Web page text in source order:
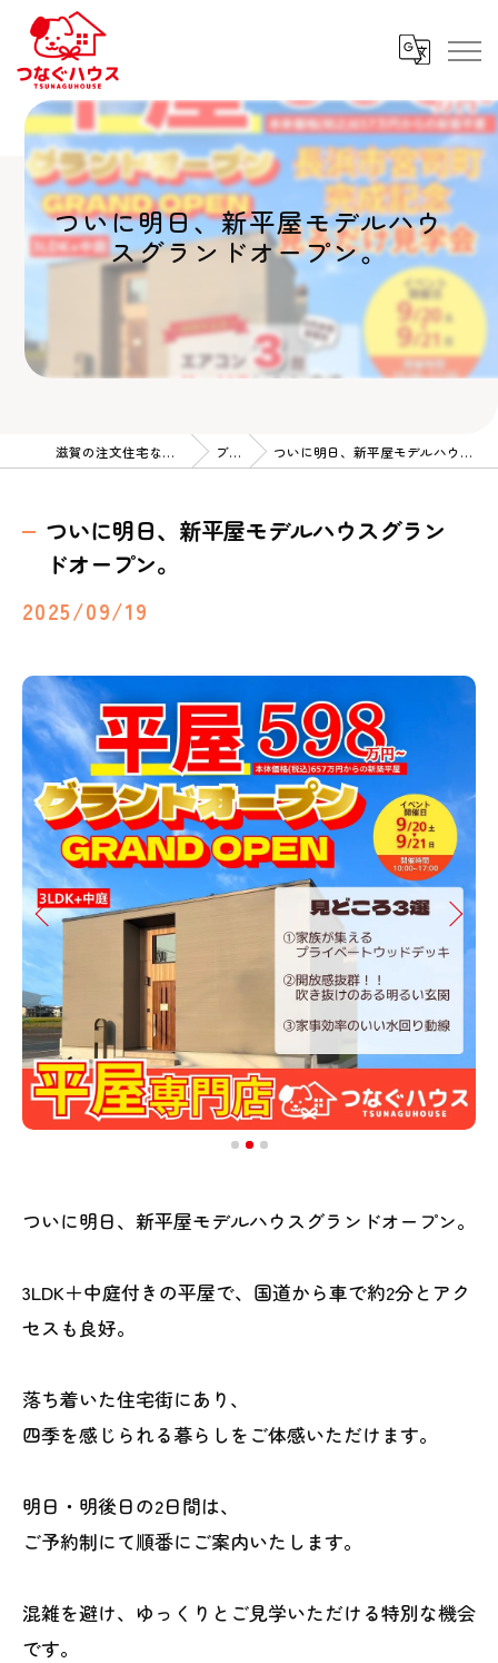
ついに明日、新平屋モデルハウ
スグランドオープン。
滋賀の注文住宅ならつなぐハウス ブログ ついに明日、新平屋モデルハウスグランドオープン。
ついに明日、新平屋モデルハウスグラン
ドオープン。
2025/09/19
ついに明日、新平屋モデルハウスグランドオープン。
3LDK＋中庭付きの平屋で、国道から車で約2分とアク
セスも良好。
落ち着いた住宅街にあり、
四季を感じられる暮らしをご体感いただけます。
明日・明後日の2日間は、
ご予約制にて順番にご案内いたします。
混雑を避け、ゆっくりとご見学いただける特別な機会
です。